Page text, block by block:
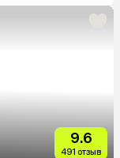
9.6
491 отзыв